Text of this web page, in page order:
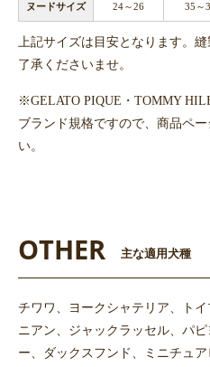
ヌードサイズ 24～26 35～
上記サイズは目安となります。
了承くださいませ。
※GELATO PIQUE・TOMMY
ブランド規格ですので、商品ペ
い。
OTHER 主な適用犬種
チワワ、ヨークシャテリア、ト
ニアン、ジャックラッセル、パ
ー、ダックスフンド、ミニチュ